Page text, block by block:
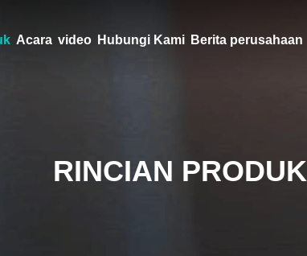
Acara video Hubungi Kami Berita perusahaan
RINCIAN PRODUK